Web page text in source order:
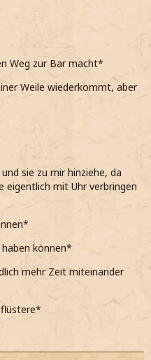
Weg zur Bar macht*
Weile wiederkommt, aber
sie zu mir hinziehe, da
eigentlich mit Uhr verbringen
können*
mehr Zeit miteinander